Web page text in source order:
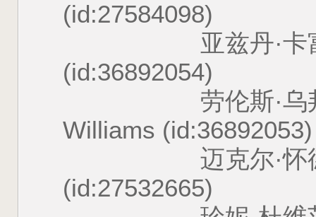
(id:27584098)
亚兹丹·卡富里
(id:36892054)
劳伦斯·乌邦·威
Williams (id:36892053)
迈克尔·怀德曼
(id:27532665)